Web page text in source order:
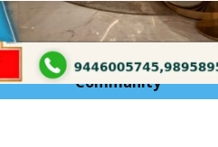
Click Here toJoinWhatsApp
Community